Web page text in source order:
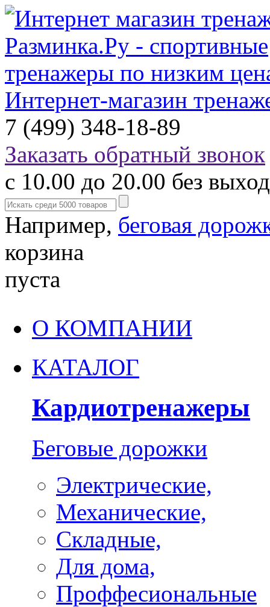
Интернет-магазин
7 (499) 348-18-89
Заказать обратный звонок
с 10.00 до 20.00 без
Например, беговая
корзина
пуста
О КОМПАНИИ
КАТАЛОГ
Кардиотренажеры
Беговые дорожки
Электрические,
Механические,
Складные,
Для дома,
Проффесиональные